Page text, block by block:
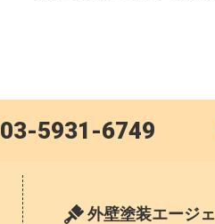
03-5931-6749
外壁塗装エージ